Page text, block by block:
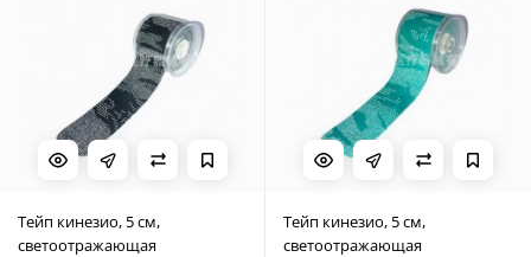
Тейп кинезио, 5 см,
светоотражающая
Тейп кинезио, 5 см,
светоотражающая